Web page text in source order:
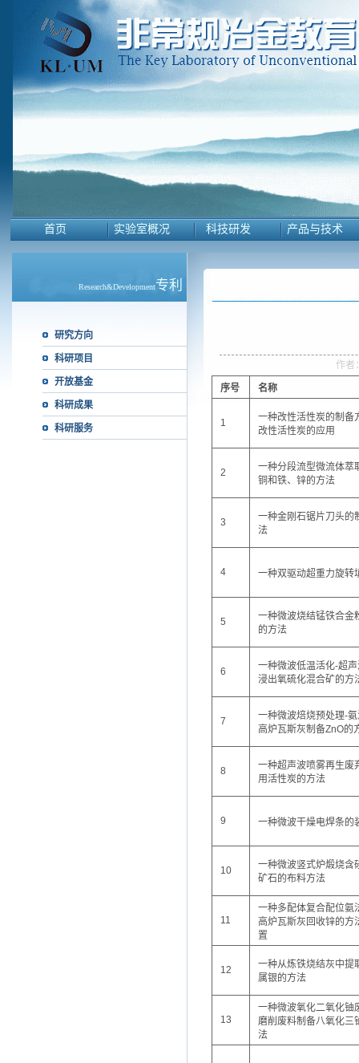
首页 实验室概况 科技研发 产品与技术
Research&Development专利
研究方向
科研项目
开放基金
科研成果
科研服务
作者
序号 名称
1
一种改性活性炭的制备
改性活性炭的应用
2
一种分段流型微流体萃
铜和铁、锌的方法
3
一种金刚石锯片刀头的
法
4 一种双驱动超重力旋转
5
一种微波烧结锰铁合金
的方法
6
一种微波低温活化-超
浸出氧硫化混合矿的方
7
一种微波焙烧预处理-
高炉瓦斯灰制备ZnO的
8
一种超声波喷雾再生废
用活性炭的方法
9 一种微波干燥电焊条的
10
一种微波竖式炉煅烧含
矿石的布料方法
11
一种多配体复合配位氨
高炉瓦斯灰回收锌的方
置
12
一种从炼铁烧结灰中提
属银的方法
13
一种微波氧化二氧化铀
磨削废料制备八氧化三
法